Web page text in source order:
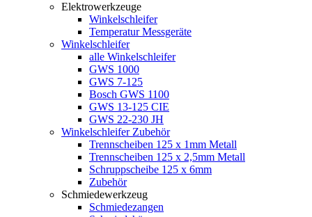
Elektrowerkzeuge
Winkelschleifer
Temperatur Messgeräte
Winkelschleifer
alle Winkelschleifer
GWS 1000
GWS 7-125
Bosch GWS 1100
GWS 13-125 CIE
GWS 22-230 JH
Winkelschleifer Zubehör
Trennscheiben 125 x 1mm Metall
Trennscheiben 125 x 2,5mm Metall
Schruppscheibe 125 x 6mm
Zubehör
Schmiedewerkzeug
Schmiedezangen